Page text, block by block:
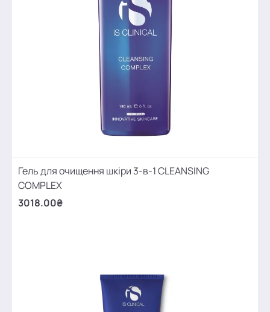
Гель для очищення шкіри 3-в-1 CLEANSING
COMPLEX
3018.00₴